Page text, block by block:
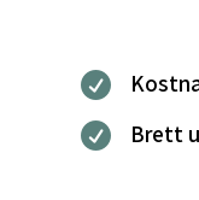

 Brett